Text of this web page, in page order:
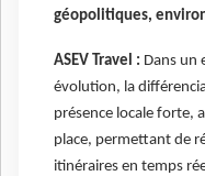
géopolitiques,
ASEV Travel : Dans un
évolution, la
présence locale forte,
place, permettant de
itinéraires en temps